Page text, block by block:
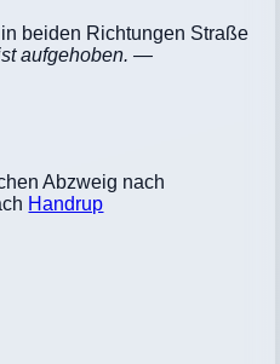
beiden Richtungen Straße
aufgehoben. —
Abzweig nach
Handrup